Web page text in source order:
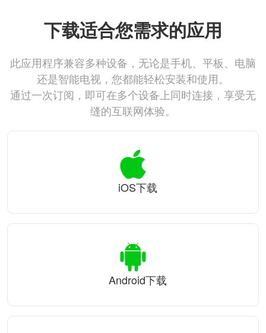
下载适合您需求的应用
此应用程序兼容多种设备，无论是手机、平板、电脑
还是智能电视，您都能轻松安装和使用。
通过一次订阅，即可在多个设备上同时连接，享受无
缝的互联网体验。
iOS下载
Android下载